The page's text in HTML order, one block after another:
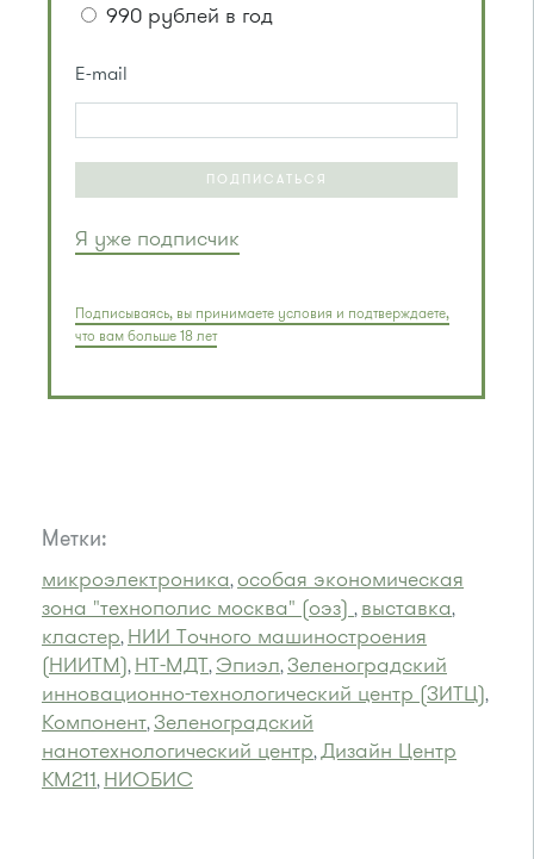
990 рублей в год
E-mail
ПОДПИСАТЬСЯ
Я уже подписчик
Подписываясь, вы принимаете условия и подтверждаете,
что вам больше 18 лет
Метки:
микроэлектроника,особая экономическая
зона "технополис москва" (оэз) , выставка,
кластер, НИИ Точного машиностроения
(НИИТМ), НТ-МДТ, Эпиэл,Зеленоградский
инновационно-технологический центр (ЗИТЦ),
Компонент,Зеленоградский
нанотехнологический центр,Дизайн Центр
КМ211, НИОБИС